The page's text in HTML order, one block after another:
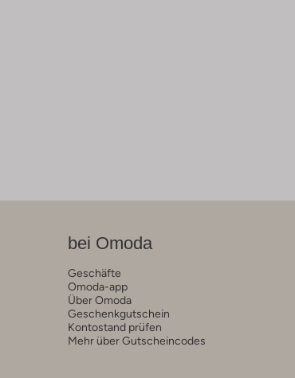
bei Omoda
Geschäfte
Omoda-app
Über Omoda
Geschenkgutschein
Kontostand prüfen
Mehr über Gutscheincodes